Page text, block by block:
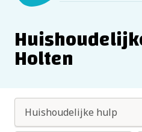
Holten